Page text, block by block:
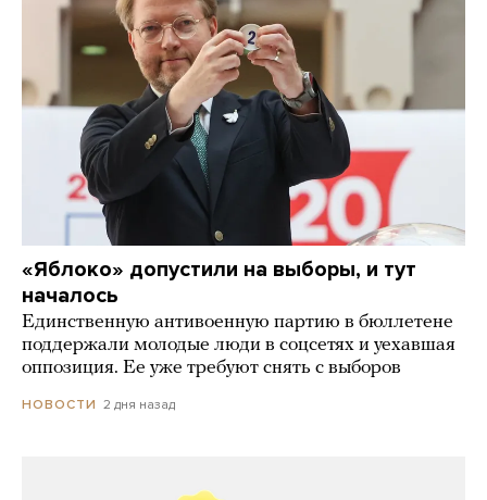
«Яблоко» допустили на выборы, и тут
началось
Единственную антивоенную партию в бюллетене
поддержали молодые люди в соцсетях и уехавшая
оппозиция. Ее уже требуют снять с выборов
НОВОСТИ 2 дня назад